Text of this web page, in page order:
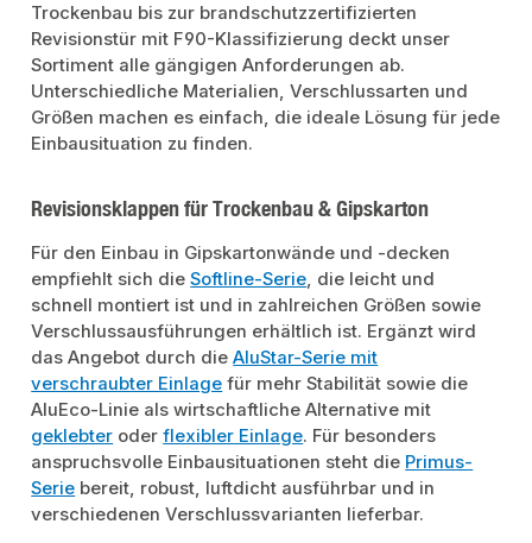
Trockenbau bis zur brandschutzzertifizierten
Revisionstür mit F90-Klassifizierung deckt unser
Sortiment alle gängigen Anforderungen ab.
Unterschiedliche Materialien, Verschlussarten und
Größen machen es einfach, die ideale Lösung für jede
Einbausituation zu finden.
Revisionsklappen für Trockenbau & Gipskarton
Für den Einbau in Gipskartonwände und -decken
empfiehlt sich dieSoftline-Serie, die leicht und
schnell montiert ist und in zahlreichen Größen sowie
Verschlussausführungen erhältlich ist. Ergänzt wird
das Angebot durch dieAluStar-Serie mit
verschraubter Einlage für mehr Stabilität sowie die
AluEco-Linie als wirtschaftliche Alternative mit
geklebter oderflexibler Einlage. Für besonders
anspruchsvolle Einbausituationen steht die Primus-
Serie bereit, robust, luftdicht ausführbar und in
verschiedenen Verschlussvarianten lieferbar.